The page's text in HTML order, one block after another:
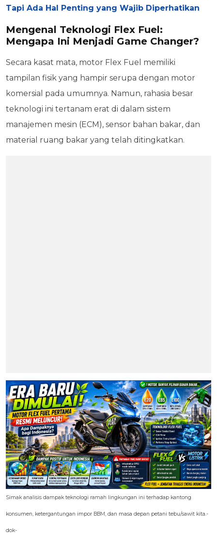
Tapi Ada Hal Penting yang Wajib Diperhatikan
Mengenal Teknologi Flex Fuel:
Mengapa Ini Menjadi Game Changer?
Secara kasat mata, motor Flex Fuel memiliki
tampilan fisik yang hampir serupa dengan motor
komersial pada umumnya. Namun, rahasia besar
teknologi ini tertanam erat di dalam sistem
manajemen mesin (ECM), sensor bahan bakar, dan
material ruang bakar yang telah ditingkatkan.
Simak analisis dampak teknologi ramah lingkungan ini terhadap kantong
konsumen, ketergantungan impor BBM, dan masa depan petani tebu/sawit kita.-
dok-